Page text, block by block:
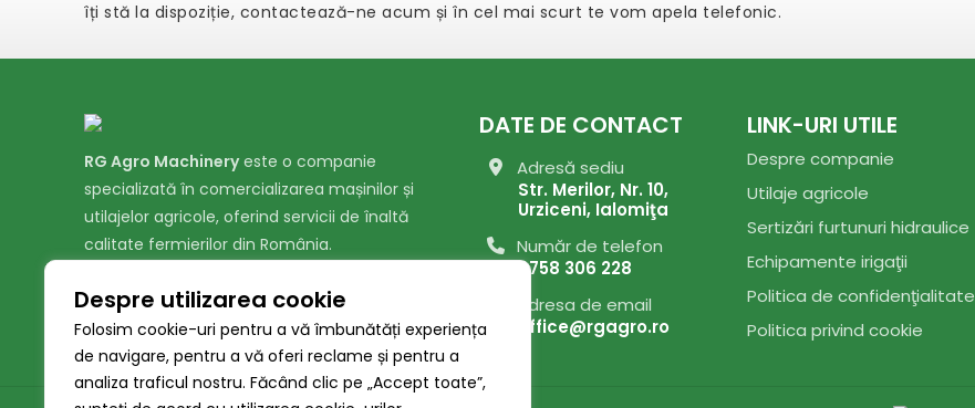
Despre utilizarea cookie
Folosim cookie-uri pentru a vă îmbunătăți experiența
de navigare, pentru a vă oferi reclame și pentru a
analiza traficul nostru. Făcând clic pe „Accept toate”,
îți stă la dispoziție, contactează-ne acum și în cel mai scurt te vom apela telefonic.
RG Agro Machineryeste o companie
specializată în comercializarea mașinilor și
utilajelor agricole, oferind servicii de înaltă
calitate fermierilor din România.
DATE DE CONTACT
Adresă sediu
Str. Merilor, Nr. 10,
Urziceni, Ialomiţa
Număr de telefon
0758 306 228
Adresa de email
office@rgagro.ro
LINK-URI UTILE
Despre companie
Utilaje agricole
Sertizări furtunuri hidraulice
Echipamente irigaţii
Politica de confidenţialitate
Politica privind cookie